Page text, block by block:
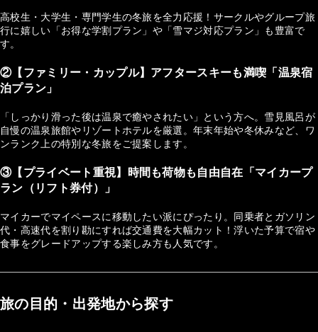
高校生・大学生・専門学生の冬旅を全力応援！サークルやグループ旅
行に嬉しい「お得な学割プラン」や「雪マジ対応プラン」も豊富で
す。
②【ファミリー・カップル】アフタースキーも満喫「温泉宿
泊プラン」
「しっかり滑った後は温泉で癒やされたい」という方へ。雪見風呂が
自慢の温泉旅館やリゾートホテルを厳選。年末年始や冬休みなど、ワ
ンランク上の特別な冬旅をご提案します。
③【プライベート重視】時間も荷物も自由自在「マイカープ
ラン（リフト券付）」
マイカーでマイペースに移動したい派にぴったり。同乗者とガソリン
代・高速代を割り勘にすれば交通費を大幅カット！浮いた予算で宿や
食事をグレードアップする楽しみ方も人気です。
旅の目的・出発地から探す